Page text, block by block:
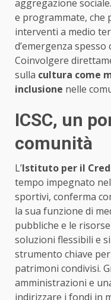
aggregazione
e programmate, che
interventi a medio
d’emergenza spesso
Coinvolgere
sulla cultura come
inclusione nelle
ICSC, un
comunità
L’Istituto per il
tempo impegnato
sportivi, conferma
la sua funzione di
pubbliche e le
soluzioni flessibili e
strumento chiave
patrimoni condivisi.
amministrazioni e
indirizzare i fondi in